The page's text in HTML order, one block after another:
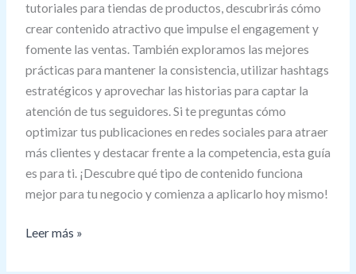
tutoriales para tiendas de productos, descubrirás cómo
crear contenido atractivo que impulse el engagement y
fomente las ventas. También exploramos las mejores
prácticas para mantener la consistencia, utilizar hashtags
estratégicos y aprovechar las historias para captar la
atención de tus seguidores. Si te preguntas cómo
optimizar tus publicaciones en redes sociales para atraer
más clientes y destacar frente a la competencia, esta guía
es para ti. ¡Descubre qué tipo de contenido funciona
mejor para tu negocio y comienza a aplicarlo hoy mismo!
Leer más »